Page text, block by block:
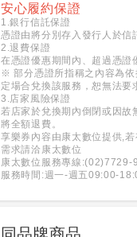
安心履約保證
1.銀行信託保證
憑證由將分別存入發行人於信
2.退費保證
在憑證優惠期間內、超過憑證
※ 部分憑證所指稱之內容為
定場合兌換該服務，恕無法要
3.店家風險保證
若店家於兌換期內倒閉或因
將全額退費。
享樂券內容由康太數位提供,
需求請洽康太數位
康太數位服務專線:(02)7729-
服務時間:週一-週五09:00-